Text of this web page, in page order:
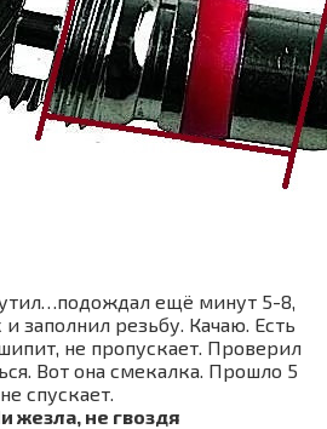
ещё минут 5-8,
заполнил резьбу. Качаю. Есть
не пропускает. Проверил
Вот она смекалка. Прошло 5
спускает.
жезла, не гвоздя